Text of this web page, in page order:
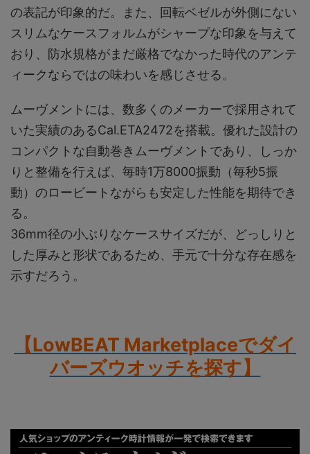
の表記が印象的だ。また、回転ベゼルが外側にない
スリムなケースフォルムがシャープな印象を与えて
おり、防水規格がまだ厳格でなかった時代のアンテ
ィークならではの味わいを感じさせる。
ムーヴメントには、数多くのメーカーで採用されて
いた実績のあるCal.ETA2472を搭載。優れた設計の
コンパクトな自動巻きムーヴメントであり、しっか
りと整備を行えば、毎時1万8000振動（毎秒5振
動）のロービートながらも安定した性能を期待でき
る。
36mm径の小ぶりなケースサイズだが、どっしりと
した厚みと形状であるため、手元で十分な存在感を
示すだろう。
【LowBEAT Marketplaceでダイ
バーズウオッチを探す】